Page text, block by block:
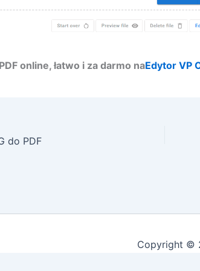
online, łatwo i za darmo naEdytor VP
do PDF
Copyright ©